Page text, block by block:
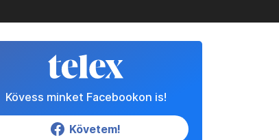
Kövess minket Facebookon is!
Követem!